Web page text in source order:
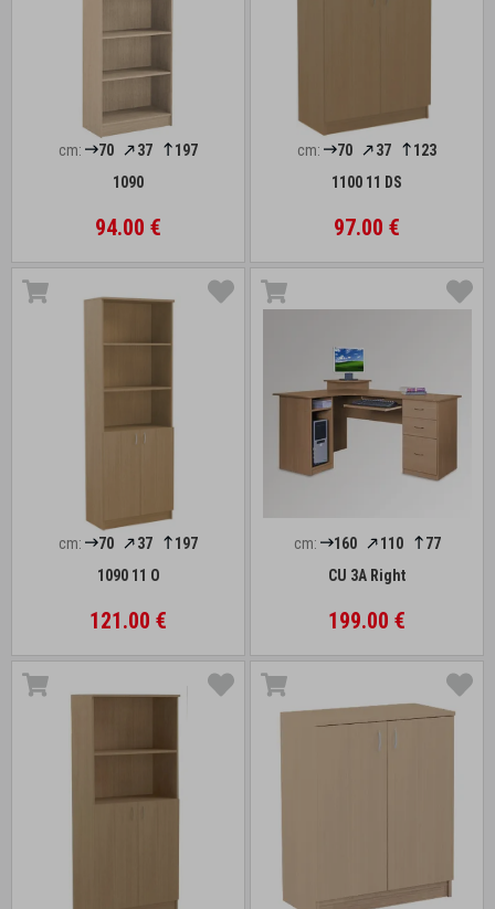
cm: 70 37
197
1090
94.00 €
cm: 70 37
123
1100 11 DS
97.00 €
cm: 70 37
197
1090 11 O
121.00 €
cm: 160 110
77
CU 3A Right
199.00 €